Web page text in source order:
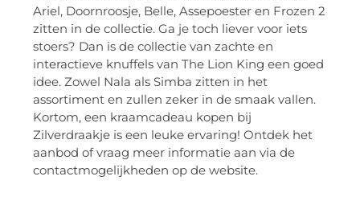
Ariel, Doornroosje, Belle, Assepoester en Frozen 2
zitten in de collectie. Ga je toch liever voor iets
stoers? Dan is de collectie van zachte en
interactieve knuffels van The Lion King een goed
idee. Zowel Nala als Simba zitten in het
assortiment en zullen zeker in de smaak vallen.
Kortom, een kraamcadeau kopen bij
Zilverdraakje is een leuke ervaring! Ontdek het
aanbod of vraag meer informatie aan via de
contactmogelijkheden op de website.